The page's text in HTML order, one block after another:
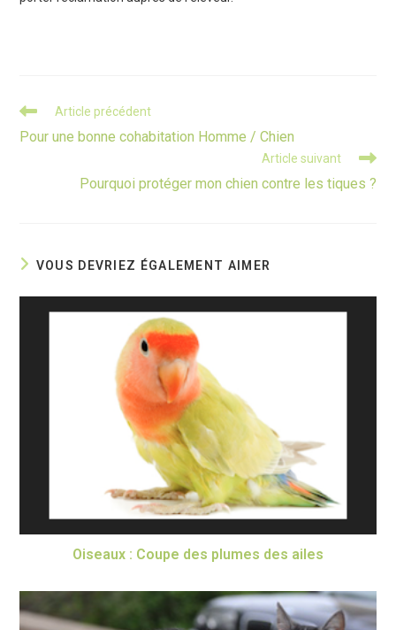
Read
articles
Article précédent
Pour une bonne cohabitation Homme / Chien
Article suivant
Pourquoi protéger mon chien contre les tiques ?
VOUS DEVRIEZ ÉGALEMENT AIMER
Oiseaux : Coupe des plumes des ailes